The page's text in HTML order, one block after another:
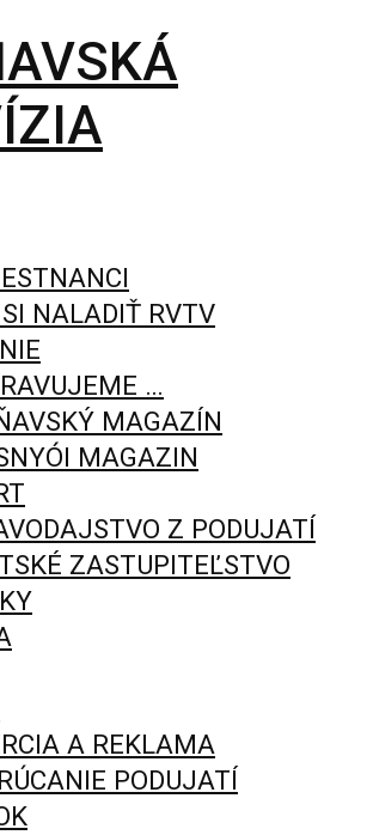
NALADIŤ RVTV
…
MAGAZÍN
MAGAZIN
Z PODUJATÍ
ZASTUPITEĽSTVO
A REKLAMA
PODUJATÍ